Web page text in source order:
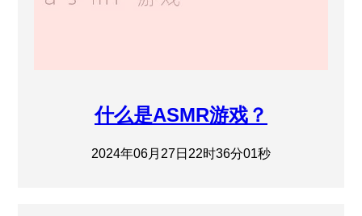
什么是ASMR游戏？
2024年06月27日22时36分01秒